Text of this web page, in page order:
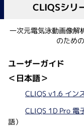
CLIQSシリ
一次元電気泳動画像解
のため
ユーザーガイド
＜日本語＞
CLIQS v1.6 イン
CLIQS 1D Pro 電
語）